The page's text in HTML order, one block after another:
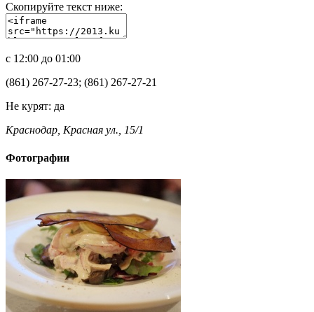
Скопируйте текст ниже:
с 12:00 до 01:00
(861) 267-27-23; (861) 267-27-21
Не курят: да
Краснодар, Красная ул., 15/1
Фотографии